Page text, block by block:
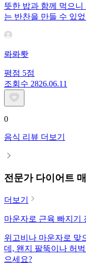
뜻한 밥과 함께 먹으
는 반찬을 만들 수 있
롸롸뢋
평점 5점
조회수 2826.06.11
0
음식 리뷰 더보기
전문가 다이어트
더보기
마운자로 근육 빠지기
위고비나 마운자로 맞
데, 왠지 팔뚝이나 허
으세요?